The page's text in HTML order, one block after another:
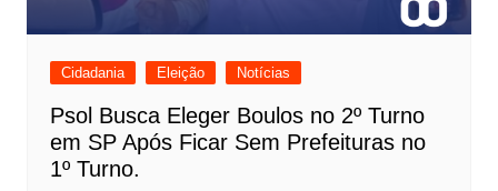
Cidadania Eleição Notícias
Psol Busca Eleger Boulos no 2º Turno
em SP Após Ficar Sem Prefeituras no
1º Turno.